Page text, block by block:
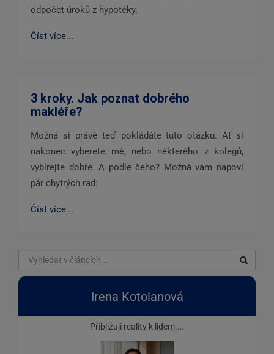
odpočet úroků z hypotéky.
Číst více...
3 kroky. Jak poznat dobrého
makléře?
Možná si právě teď pokládáte tuto otázku. Ať si
nakonec vyberete mě, nebo některého z kolegů,
vybírejte dobře. A podle čeho? Možná vám napoví
pár chytrých rad:
Číst více...
Irena Kotolanová
Přibližuji reality k lidem....